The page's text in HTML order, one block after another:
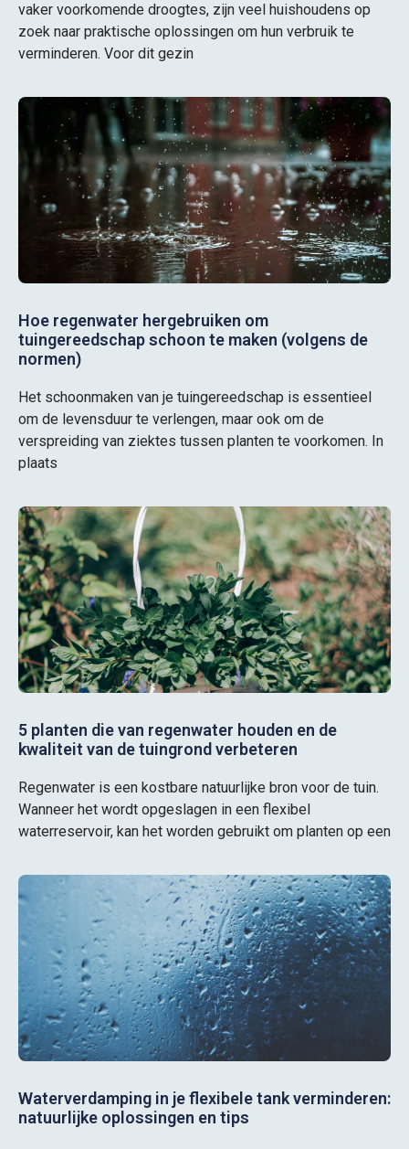
vaker voorkomende droogtes, zijn veel huishoudens op
zoek naar praktische oplossingen om hun verbruik te
verminderen. Voor dit gezin
Hoe regenwater hergebruiken om
tuingereedschap schoon te maken (volgens de
normen)
Het schoonmaken van je tuingereedschap is essentieel
om de levensduur te verlengen, maar ook om de
verspreiding van ziektes tussen planten te voorkomen. In
plaats
5 planten die van regenwater houden en de
kwaliteit van de tuingrond verbeteren
Regenwater is een kostbare natuurlijke bron voor de tuin.
Wanneer het wordt opgeslagen in een flexibel
waterreservoir, kan het worden gebruikt om planten op een
Waterverdamping in je flexibele tank verminderen:
natuurlijke oplossingen en tips